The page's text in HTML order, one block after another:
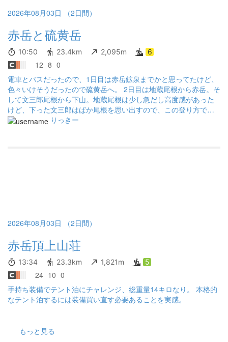
ひも 14g ・[いなば食品株式会社] とりレバー 塩味 65g ・[株式会
社ドトールコーヒー] インスタントスティック 香るブラック ・[株
式会社夏目製菓] ベストチョイス 胡麻白かりんとう 85g ・[株式会
社ブルボン] バタークッキー 3枚 -2日目朝食- ・[日清食品株式会社]
カップヌードル ぶっこみ飯 ・[株式会社三幸産業 ] 野菜たっぷりみ
そ汁の具 50g ・[イオン株式会社] トップバリュベストプライス カ
ルパス 53g ・[株式会社ドトールコーヒー] インスタントスティッ
ク 香るブラック ・[山崎製パン株式会社] ようかん小倉 60g -2日
目昼食- ・[森永製菓株式会社] inバー プロテイン ベイクドチョコ
・[株式会社ブルボン] バタークッキー 3枚 ・[山崎製パン株式会社]
ようかん小倉 60g -予備- ・[山崎製パン株式会社] ようかん小倉
60g ・[株式会社マルタイ] マルタイラーメン -飲料- ・[大塚製薬株
[momt-bell] トレールアクション グローブ Men's トレッキングポ
パードライテック U.L.レインパンツ Men's [momt-bell] ポケッタブ
ル ライトポーチ S 手ぬぐい, 行動食×日数, ティッシュ, 熊鈴, [POL
ICE MAGNUM] B-609, マスク（往復分） スマートフォン, 予備GP
S, カールコード, [mobvoi] TicWatch Pro5 Enduro 飲料 （宿泊類）
[アライテント] スーパーライトツェルト1, インナーポール, グラン
ドシート, 細引き, ぺグ [EVERNEW] FPmat100 [HUSKY] Musset S
hort, [SOL] エスケープヴィヴィ [momt-bell] スーパーメリノウール
ュラーソックス アイマスク, 耳栓 [アース製薬] おすだけノーマッ
2026年08月03日 （2日間）
赤岳と硫黄岳
10:50 23.4km 2,095m 6
12 8 0
電車とバスだったので、1日目は赤岳鉱泉までかと思ってたけど、
色々いけそうだったので硫黄岳へ。 2日目は地蔵尾根から赤岳。そ
して文三郎尾根から下山。地蔵尾根は少し急だし高度感があった
けど、下った文三郎はばか尾根を思い出すので、この登り方でよ
かったと思ってます。
りっきー
2026年08月03日 （2日間）
赤岳頂上山荘
13:34 23.3km 1,821m 5
24 10 0
手持ち装備でテント泊にチャレンジ、総重量14キロなり。 本格的
なテント泊するには装備買い直す必要あることを実感。
もっと見る